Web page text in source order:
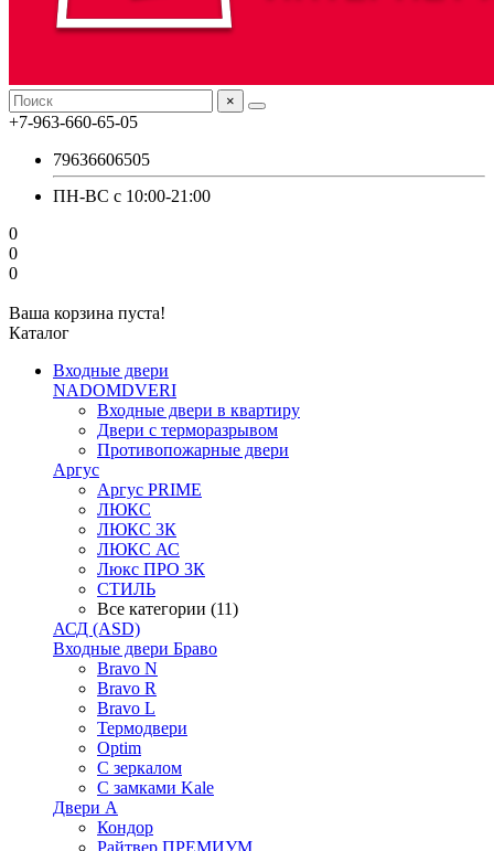
×
+7-963-660-65-05
79636606505
ПН-ВС с 10:00-21:00
0
0
0
Ваша корзина пуста!
Каталог
Входные двери
NADOMDVERI
Входные двери в квартиру
Двери с терморазрывом
Противопожарные двери
Аргус
Аргус PRIME
ЛЮКС
ЛЮКС 3К
ЛЮКС АС
Люкс ПРО 3К
СТИЛЬ
Все категории (11)
АСД (ASD)
Входные двери Браво
Bravo N
Bravo R
Bravo L
Термодвери
Optim
С зеркалом
С замками Kale
Двери А
Кондор
Райтвер ПРЕМИУМ